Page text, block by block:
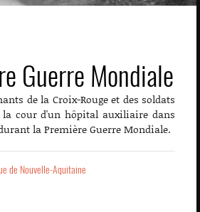
Guerre Mondiale
de la Croix-Rouge et des soldats
la cour d'un hôpital auxiliaire dans
la Première Guerre Mondiale.
de Nouvelle-Aquitaine